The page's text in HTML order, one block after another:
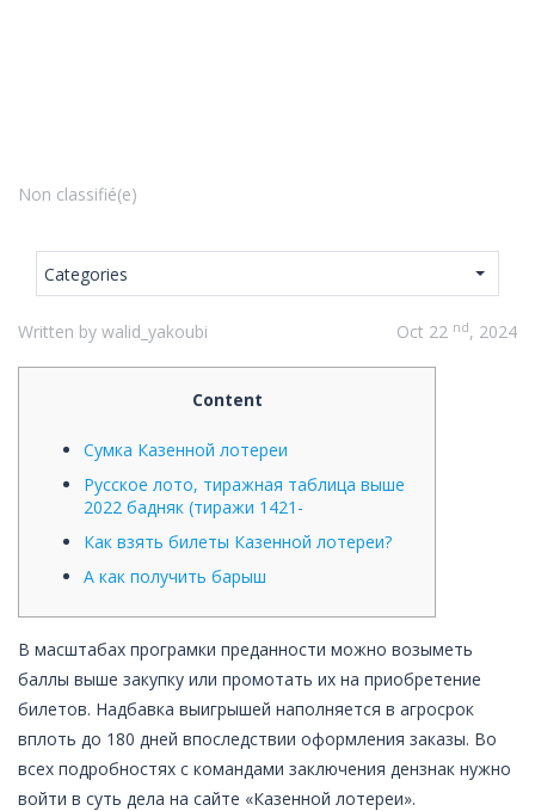
Non classifié(e)
Categories
Written by walid_yakoubi Oct 22 nd, 2024
Content
Сумка Казенной лотереи
Русское лото, тиражная таблица выше
2022 бадняк (тиражи 1421-
Как взять билеты Казенной лотереи?
А как получить барыш
В масштабах програмки преданности можно возыметь
баллы выше закупку или промотать их на приобретение
билетов. Надбавка выигрышей наполняется в агросрок
вплоть до 180 дней впоследствии оформления заказы. Во
всех подробностях с командами заключения дензнак нужно
войти в суть дела на сайте «Казенной лотереи».